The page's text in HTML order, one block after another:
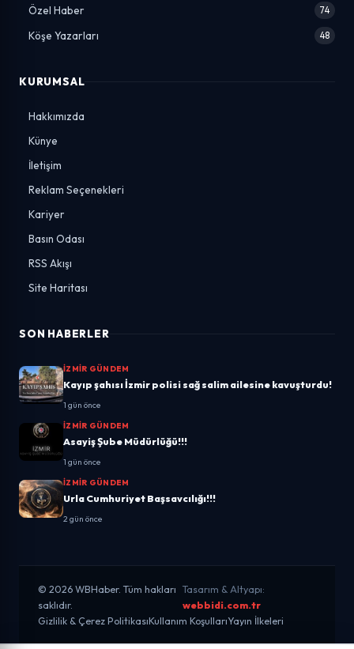
Özel Haber 74
Köşe Yazarları 48
KURUMSAL
Hakkımızda
Künye
İletişim
Reklam Seçenekleri
Kariyer
Basın Odası
RSS Akışı
Site Haritası
SON HABERLER
İZMIR GÜNDEM
Kayıp şahısı İzmir polisi sağ salim ailesine kavuşturdu!
1 gün önce
İZMIR GÜNDEM
Asayiş Şube Müdürlüğü!!!
1 gün önce
İZMIR GÜNDEM
Urla Cumhuriyet Başsavcılığı!!!
2 gün önce
© 2026 WBHaber. Tüm hakları
saklıdır.
Tasarım & Altyapı:
webbidi.com.tr
Gizlilik & Çerez PolitikasıKullanım KoşullarıYayın İlkeleri